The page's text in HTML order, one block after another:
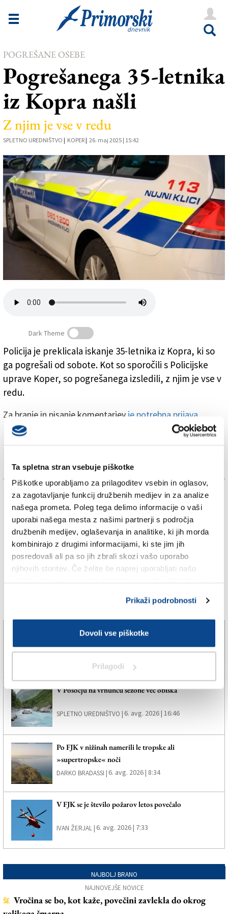
Ta spletna stran vsebuje piškotke
Piškotke uporabljamo za prilagoditev vsebin in oglasov,
za zagotavljanje funkcij družbenih medijev in za analize
našega prometa. Poleg tega delimo informacije o vaši
uporabi našega mesta z našimi partnerji s področja
družbenih medijev, oglaševanja in analitike, ki jih morda
kombinirajo z drugimi informacijami, ki ste jim jih
posredovali ali pa so jih zbrali skozi vašo uporabo
njihovih storitev. Če želite še naprej uporabljati našo
Prikaži podrobnosti
Dovoli vse piškotke
Prilagodi
Novice
Goriška
Kultura
Šport
Še
Vreme
V Kioskih
Uredništvo
Oglasi
Založnik
POGREŠANE OSEBE
Pogrešanega 35-letnika
iz Kopra našli
Z njim je vse v redu
SPLETNO UREDNIŠTVO | KOPER | 26. maj 2025 | 15:42
Policija (ARHIV)
Dark Theme
Policija je preklicala iskanje 35-letnika iz Kopra, ki so
ga pogrešali od sobote. Kot so sporočili s Policijske
uprave Koper, so pogrešanega izsledili, z njim je vse v
redu.
Za branje in pisanje komentarjev je potrebna prijava
TAGS:
KOPER
POGREŠANE OSEBE
SPLETNO UREDNIŠTVO
Z višine 2300 so ga rešili s helikopterjem
6. avg. 2026 | 17:22
V Posočju na vrhuncu sezone več obiska
SPLETNO UREDNIŠTVO |6. avg. 2026 | 16:46
Po FJK v nižinah namerili le tropske ali
»supertropske« noči
DARKO BRADASSI | 6. avg. 2026 | 8:34
V FJK se je število požarov letos povečalo
IVAN ŽERJAL | 6. avg. 2026 | 7:33
NAJBOLJ BRANO
NAJNOVEJŠE NOVICE
ŠE Vročina se bo, kot kaže, povečini zavlekla do okrog